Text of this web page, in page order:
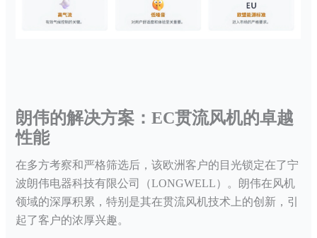
朗伟的解决方案：EC贯流风机的卓越
性能
在多方考察和严格筛选后，该欧洲客户的目光锁定在了宁
波朗伟电器科技有限公司（LONGWELL）。朗伟在风机
领域的深厚积累，特别是其在贯流风机技术上的创新，引
起了客户的浓厚兴趣。